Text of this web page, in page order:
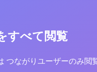
すべて閲覧
つながりユーザーのみ閲